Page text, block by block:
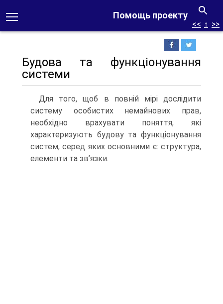
Помощь проекту
<< ↑ >>
Будова та функціонування
системи
Для того, щоб в повній мірі дослідити
систему особистих немайнових прав,
необхідно врахувати поняття, які
характеризують будову та функціонування
систем, серед яких основними є: структура,
елементи та зв’язки.